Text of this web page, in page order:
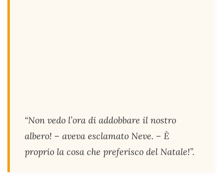
“Non vedo l’ora di addobbare il nostro
albero! – aveva esclamato Neve. – È
proprio la cosa che preferisco del Natale!”.